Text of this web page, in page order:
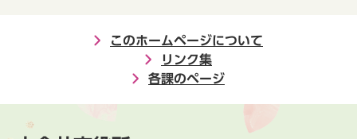
このホームページについて
リンク集
各課のページ